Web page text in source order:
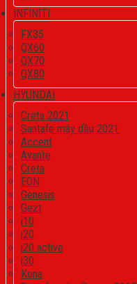
INFINITI
FX35
QX60
QX70
QX80
HYUNDAI
Creta 2021
Santafe máy dầu 2021
Accent
Avante
Creta
EON
Genesis
Gezt
i10
i20
i20 active
i30
Kona